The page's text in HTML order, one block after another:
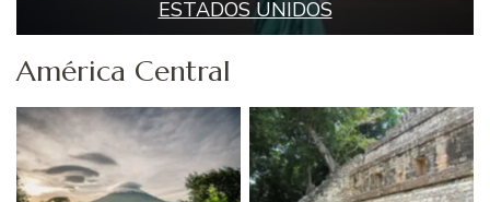
ESTADOS UNIDOS
América Central